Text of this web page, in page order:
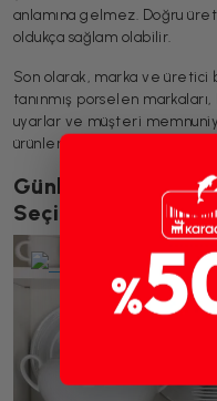
anlamına gelmez. Doğru
oldukça sağlam olabilir.
Son olarak, marka ve üretici
tanınmış porselen
uyarlar ve müşteri
ürünleri genellikle
Günlük ve Özel
Seçimi